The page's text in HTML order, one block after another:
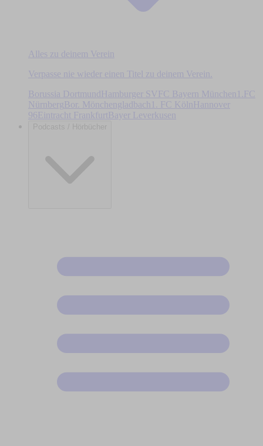
Alles zu deinem Verein
Verpasse nie wieder einen Titel zu deinem Verein.
Borussia DortmundHamburger SV FC Bayern München
1.FC
Nürnberg Bor. Mönchengladbach 1. FC Köln
Hannover
96Eintracht Frankfurt Bayer Leverkusen
Podcasts / Hörbücher